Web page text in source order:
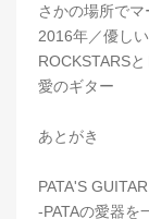
さかの場所で
2016年／優し
ROCKSTARS
愛のギター
あとがき
PATA'S
-PATAの愛器を